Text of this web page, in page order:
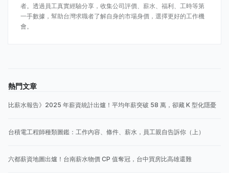
者。透過員工真實經驗分享，收集公司評價、薪水、福利、工時等第
一手數據，幫助台灣求職者了解自身的市場身價，選擇更好的工作機
會。
熱門文章
比薪水報告》2025 年薪資統計出爐！平均年薪突破 58 萬，卻藏 K 型化隱憂
台積電工程師種類圖鑑：工作內容、條件、薪水，員工親自告訴你（上）
六都薪資地圖出爐！台南薪水物價 CP 值奪冠，台中買房比高雄還難